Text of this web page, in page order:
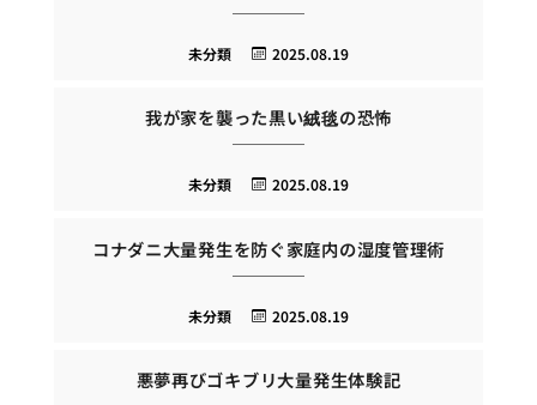
2025.08.19
未分類
我が家を襲った黒い絨毯の恐怖
2025.08.19
未分類
コナダニ大量発生を防ぐ家庭内の湿度管理術
2025.08.19
未分類
悪夢再びゴキブリ大量発生体験記